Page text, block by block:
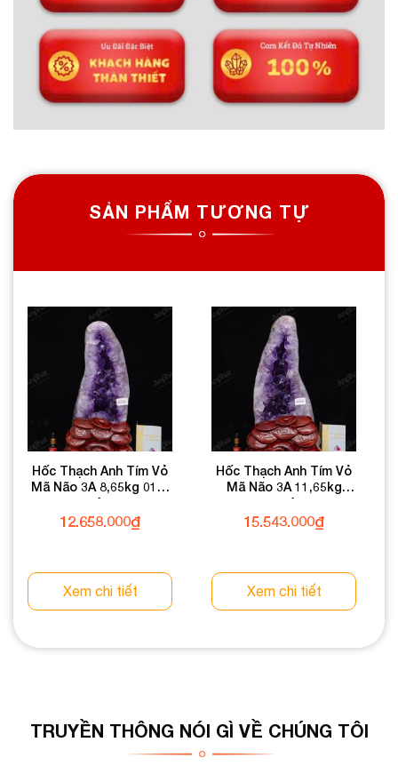
SẢN PHẨM TƯƠNG TỰ
Hốc Thạch Anh Tím Vỏ
Mã Não 3A 8,65kg 019-
1543A-8,65
12.658.000₫
Xem chi tiết
Hốc Thạch Anh Tím Vỏ
Mã Não 3A 11,65kg
019-1543A-11,65
15.543.000₫
Xem chi tiết
TRUYỀN THÔNG NÓI GÌ VỀ CHÚNG TÔI